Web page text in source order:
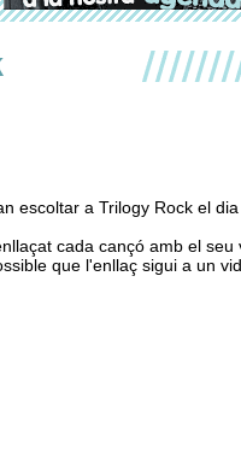
escoltar a Trilogy Rock el
cada cançó amb el
que l'enllaç sigui a un